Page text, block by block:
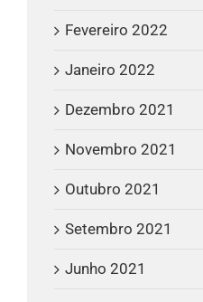
Fevereiro 2022
Janeiro 2022
Dezembro 2021
Novembro 2021
Outubro 2021
Setembro 2021
Junho 2021